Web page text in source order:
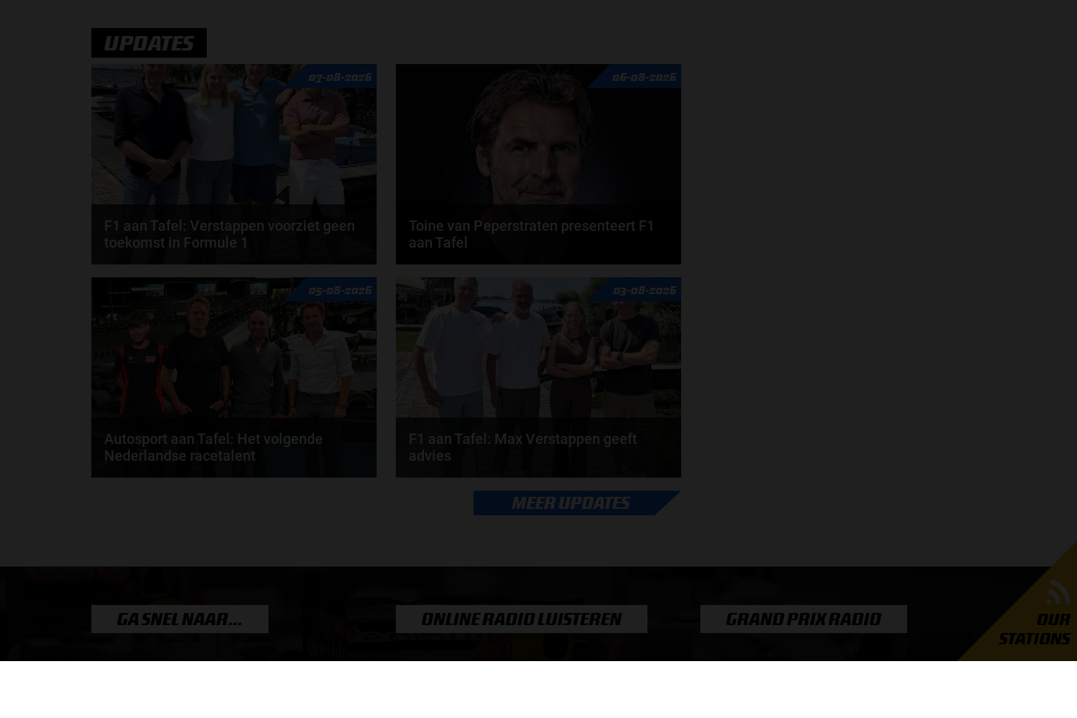
OUR
STATIONS
UPDATES
07-08-2026
F1 aan Tafel: Verstappen voorziet geen
toekomst in Formule 1
Max Verstappen wil géén Formule 1-team, de FIA en
de motorfabrikanten zaten niet op één lijn en...
de redactie van Grand Prix Radio
06-08-2026
Toine van Peperstraten presenteert F1
aan Tafel
Rob van Someren, Beitske Visser en Frans
Verschuur schuiven aan in de nieuwe F1 aan Tafel.
Iedere...
door
05-08-2026
Autosport aan Tafel: Het volgende
Nederlandse racetalent
03-08-2026
F1 aan Tafel: Max Verstappen geeft
advies
Max Verstappen adviseert Red Bull. Gaat George
Russell weg bij Mercedes? En moet de budgetcap...
MEER UPDATES
GA SNEL NAAR… ONLINE RADIO LUISTEREN GRAND PRIX RADIO